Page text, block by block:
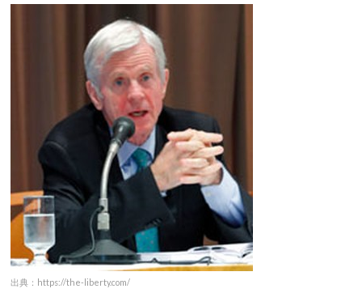
出典：https://the-liberty.com/